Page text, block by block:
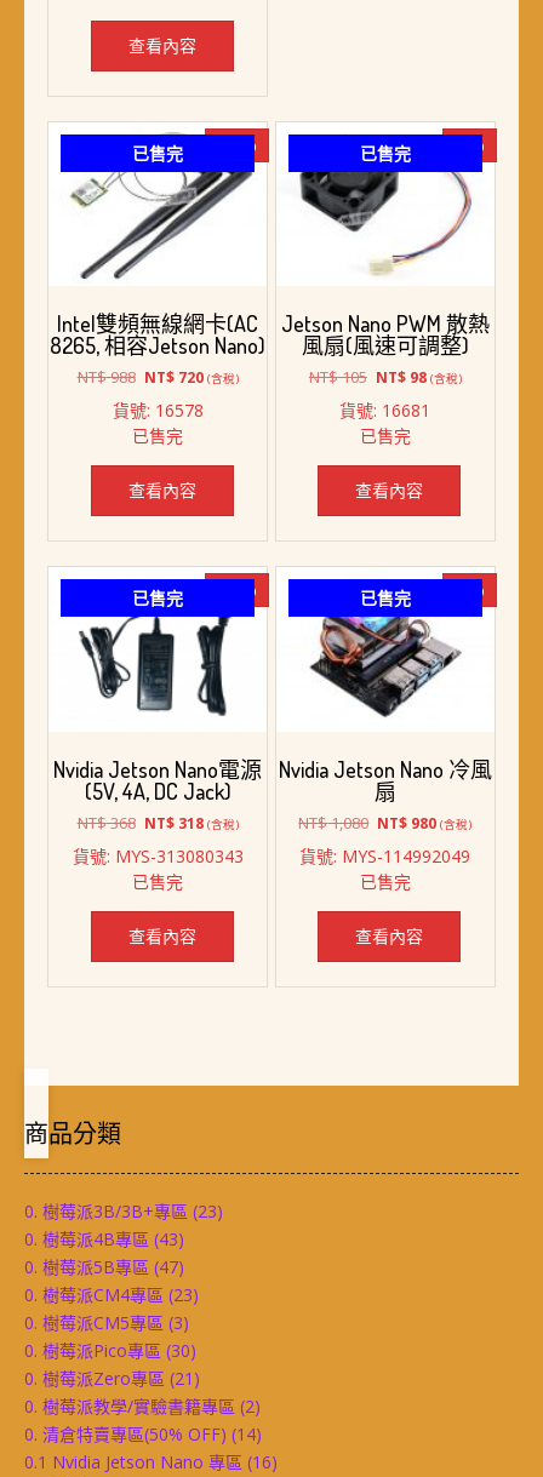
NT$ 528。NT$ 498。
查看內容
已售完 -27%
Intel雙頻無線網卡(AC
8265, 相容Jetson Nano)
NT$988 原
價
格：
NT$ 988。
NT$720目
價
NT$ 720。
(含稅)
貨號: 16578
已售完
查看內容
已售完 -7%
Jetson Nano PWM 散熱
風扇(風速可調整)
NT$105 原
價
格：
NT$ 105。
NT$98目
價
NT$ 98。
(含稅)
貨號: 16681
已售完
查看內容
已售完 -14%
Nvidia Jetson Nano電源
(5V, 4A, DC Jack)
NT$368 原
價
格：
NT$ 368。
NT$318目
價
NT$ 318。
(含稅)
貨號: MYS-313080343
已售完
查看內容
已售完 -9%
Nvidia Jetson Nano 冷風
扇
NT$1,080 原
價
格：
NT$ 1,080。
NT$ 980目
價
NT$ 980。
(含稅)
貨號: MYS-114992049
已售完
查看內容
商品分類
0. 樹莓派3B/3B+專區 (23)
0. 樹莓派4B專區 (43)
0. 樹莓派5B專區 (47)
0. 樹莓派CM4專區 (23)
0. 樹莓派CM5專區 (3)
0. 樹莓派Pico專區 (30)
0. 樹莓派Zero專區 (21)
0. 樹莓派教學/實驗書籍專區 (2)
0. 清倉特賣專區(50% OFF) (14)
0.1 Nvidia Jetson Nano 專區 (16)